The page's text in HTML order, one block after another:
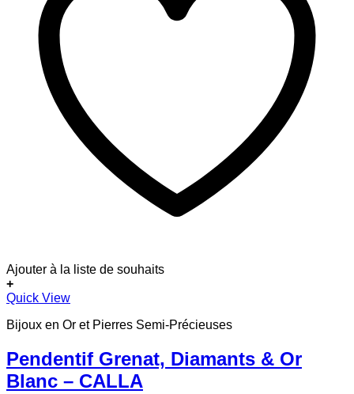
Ajouter à la liste de souhaits
+
Quick View
Bijoux en Or et Pierres Semi-Précieuses
Pendentif Grenat, Diamants & Or
Blanc – CALLA